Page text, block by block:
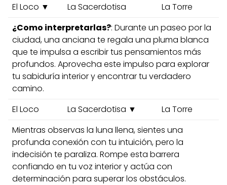
El Loco ▼
La Sacerdotisa
La Torre
¿Como interpretarlas?: Durante un paseo por la
ciudad, una anciana te regala una pluma blanca
que te impulsa a escribir tus pensamientos más
profundos. Aprovecha este impulso para explorar
tu sabiduría interior y encontrar tu verdadero
camino.
El Loco
La Sacerdotisa ▼
La Torre
Mientras observas la luna llena, sientes una
profunda conexión con tu intuición, pero la
indecisión te paraliza. Rompe esta barrera
confiando en tu voz interior y actúa con
determinación para superar los obstáculos.